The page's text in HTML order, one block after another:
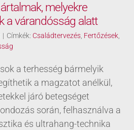
melyekre
a várandósság alatt
| Címkék: Családtervezés Fertőzések
a terhesség bármelyik
a magzatot anélkül,
járó betegséget
során, felhasználva a
és ultrahang-technika